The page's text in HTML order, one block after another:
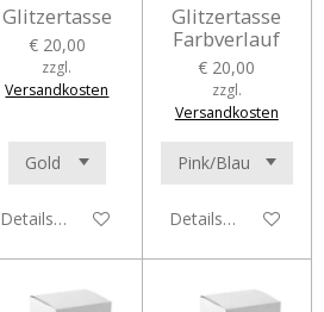
Glitzertasse
€ 20,00
zzgl.
Versandkosten
Details anzeigen
Glitzertasse
Farbverlauf
€ 20,00
zzgl.
Versandkosten
Details anzeigen